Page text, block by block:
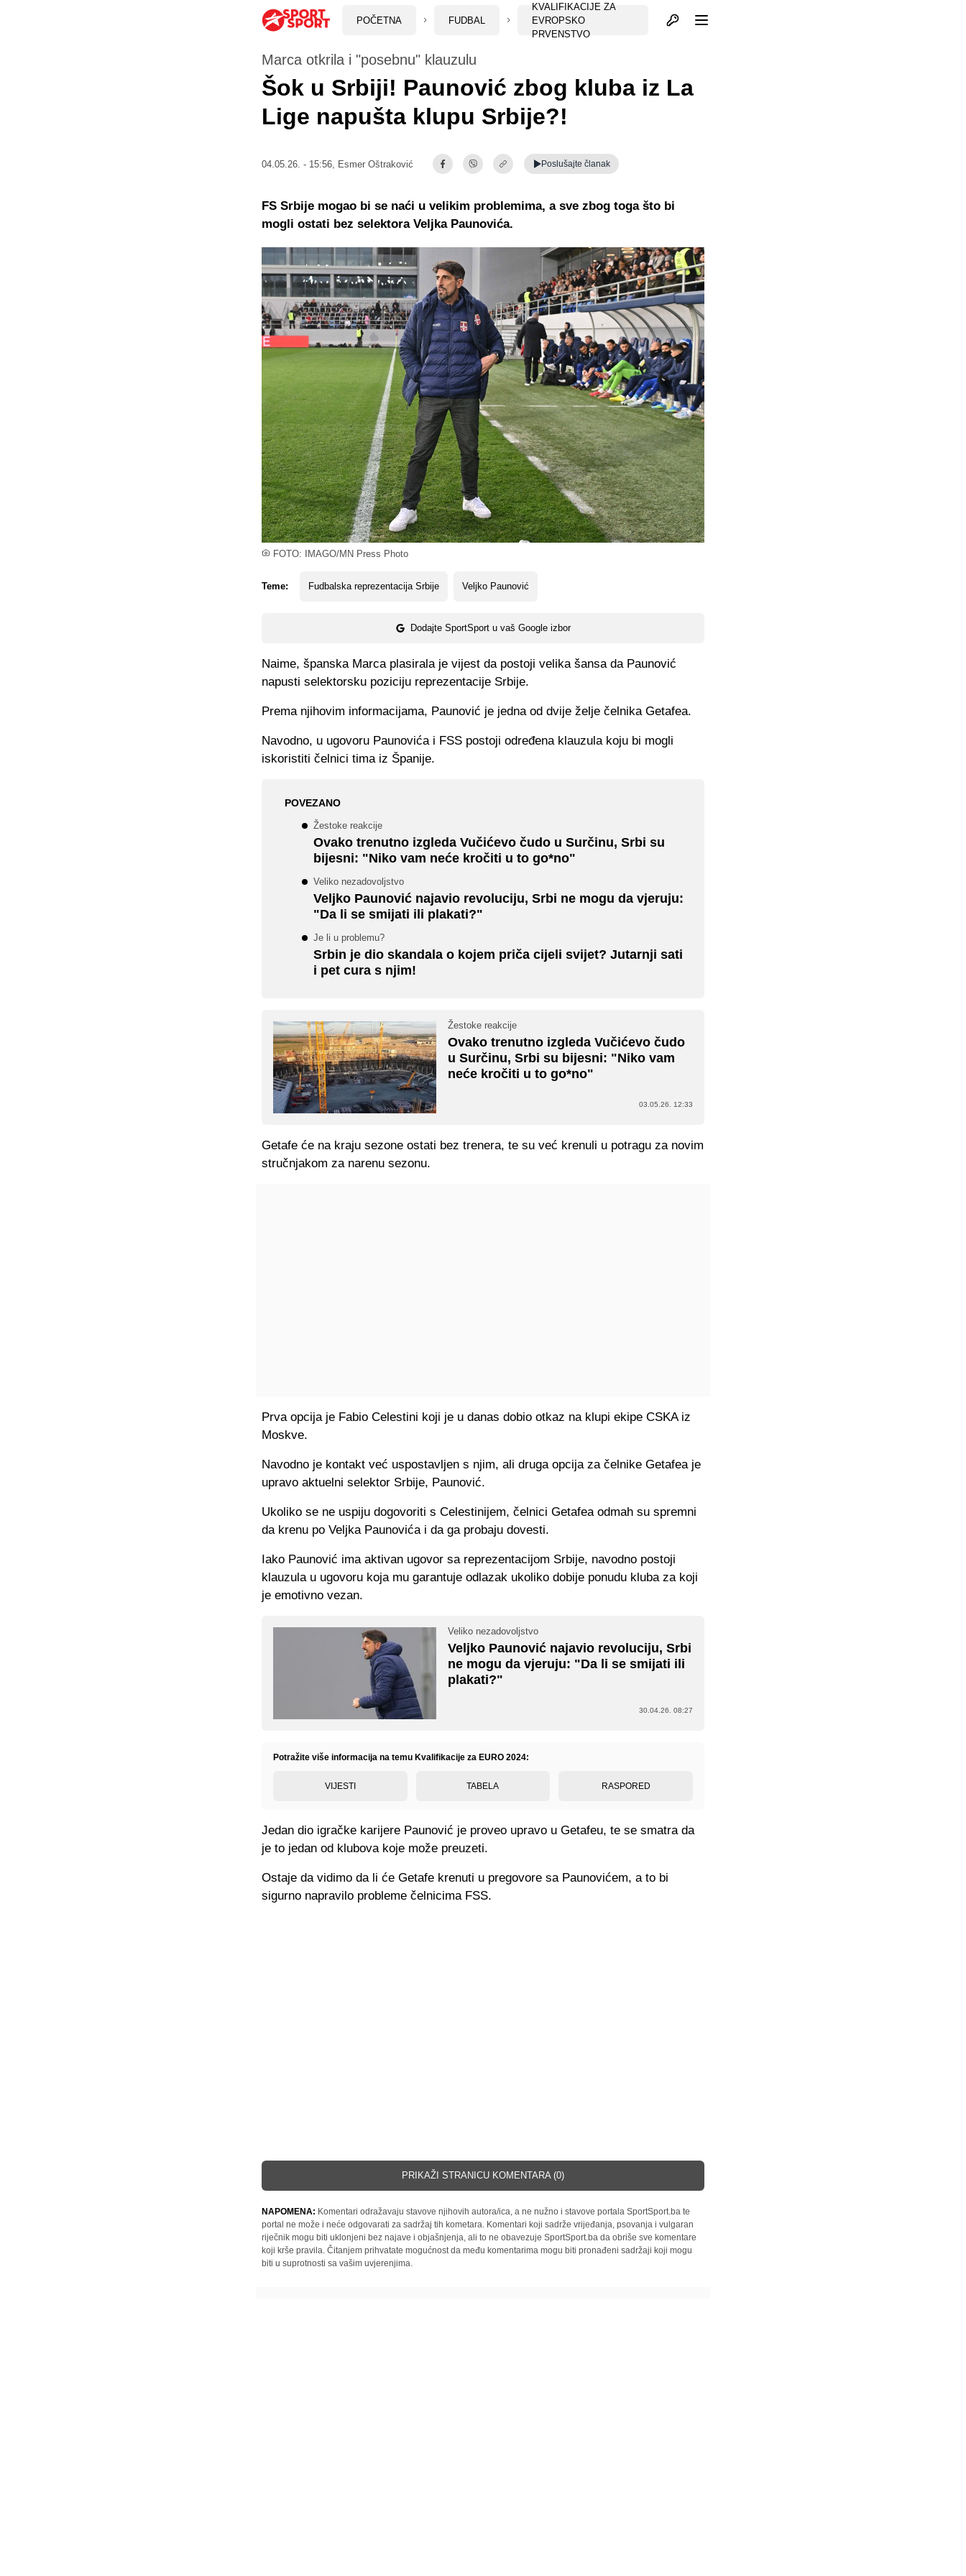
POČETNA FUDBAL
KVALIFIKACIJE ZA
EVROPSKO
PRVENSTVO
Otvori profil
FOTO: IMAGO/MN Press Photo
Marca otkrila i "posebnu" klauzulu
Šok u Srbiji! Paunović zbog kluba iz La
Lige napušta klupu Srbije?!
04.05.26. - 15:56, Esmer Oštraković Poslušajte članak
Teme: Fudbalska reprezentacija Srbije Veljko Paunović
Dodajte SportSport u vaš Google izbor
FS Srbije mogao bi se naći u velikim problemima, a sve zbog toga što bi
mogli ostati bez selektora Veljka Paunovića.
Naime, španska Marca plasirala je vijest da postoji velika šansa da Paunović
napusti selektorsku poziciju reprezentacije Srbije.
Prema njihovim informacijama, Paunović je jedna od dvije želje čelnika Getafea.
Navodno, u ugovoru Paunovića i FSS postoji određena klauzula koju bi mogli
iskoristiti čelnici tima iz Španije.
POVEZANO
Žestoke reakcije
Ovako trenutno izgleda Vučićevo čudo u Surčinu, Srbi su
bijesni: "Niko vam neće kročiti u to go*no"
Veliko nezadovoljstvo
Veljko Paunović najavio revoluciju, Srbi ne mogu da vjeruju:
"Da li se smijati ili plakati?"
Je li u problemu?
Srbin je dio skandala o kojem priča cijeli svijet? Jutarnji sati
i pet cura s njim!
Žestoke reakcije
Ovako trenutno izgleda Vučićevo čudo
u Surčinu, Srbi su bijesni: "Niko vam
neće kročiti u to go*no"
03.05.26. 12:33
Getafe će na kraju sezone ostati bez trenera, te su već krenuli u potragu za novim
stručnjakom za narenu sezonu.
Prva opcija je Fabio Celestini koji je u danas dobio otkaz na klupi ekipe CSKA iz
Moskve.
Navodno je kontakt već uspostavljen s njim, ali druga opcija za čelnike Getafea je
upravo aktuelni selektor Srbije, Paunović.
Ukoliko se ne uspiju dogovoriti s Celestinijem, čelnici Getafea odmah su spremni
da krenu po Veljka Paunovića i da ga probaju dovesti.
Iako Paunović ima aktivan ugovor sa reprezentacijom Srbije, navodno postoji
klauzula u ugovoru koja mu garantuje odlazak ukoliko dobije ponudu kluba za koji
je emotivno vezan.
Veliko nezadovoljstvo
Veljko Paunović najavio revoluciju, Srbi
ne mogu da vjeruju: "Da li se smijati ili
plakati?"
30.04.26. 08:27
Potražite više informacija na temu Kvalifikacije za EURO 2024:
VIJESTI TABELA RASPORED
Jedan dio igračke karijere Paunović je proveo upravo u Getafeu, te se smatra da
je to jedan od klubova koje može preuzeti.
Ostaje da vidimo da li će Getafe krenuti u pregovore sa Paunovićem, a to bi
sigurno napravilo probleme čelnicima FSS.
PRIKAŽI STRANICU KOMENTARA (0)
NAPOMENA: Komentari odražavaju stavove njihovih autora/ica, a ne nužno i stavove portala SportSport.ba te
portal ne može i neće odgovarati za sadržaj tih kometara. Komentari koji sadrže vrijeđanja, psovanja i vulgaran
riječnik mogu biti uklonjeni bez najave i objašnjenja, ali to ne obavezuje SportSport.ba da obriše sve komentare
koji krše pravila. Čitanjem prihvatate mogućnost da među komentarima mogu biti pronađeni sadržaji koji mogu
biti u suprotnosti sa vašim uvjerenjima.